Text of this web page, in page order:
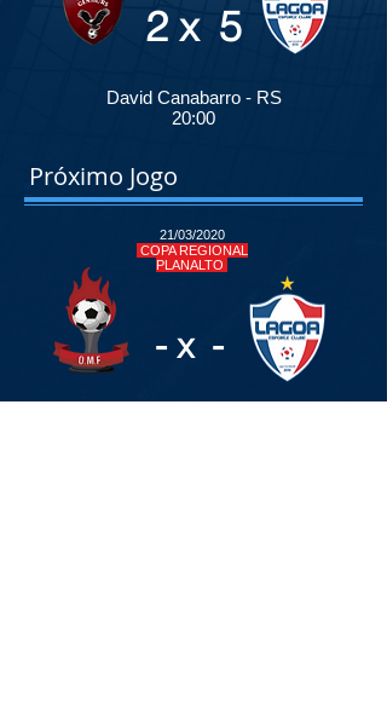
David Canabarro - RS
20:00
2 x 5
Próximo Jogo
21/03/2020
COPA REGIONAL
PLANALTO
Carazinho - RS
- x -